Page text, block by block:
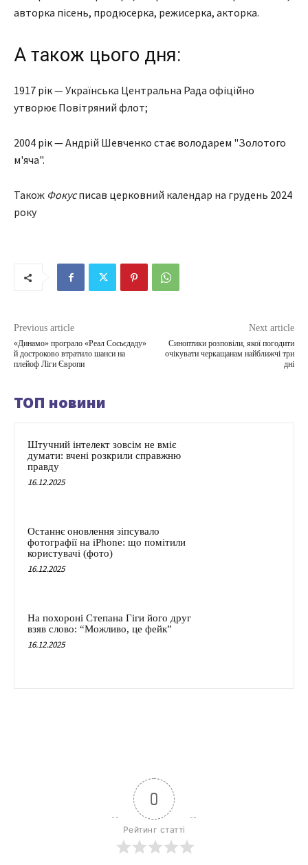
авторка пісень, продюсерка, режисерка, акторка.
А також цього дня:
1917 рік — Українська Центральна Рада офіційно
утворює Повітряний флот;
2004 рік — Андрій Шевченко стає володарем "Золотого
м'яча".
Також Фокусписав церковний календар на грудень 2024
року
Previous article
«Динамо» програло «Реал Сосьєдаду»
й достроково втратило шанси на
плейоф Ліги Європи
Next article
Синоптики розповіли, якої погодити
очікувати черкащанам найближчі три
дні
ТОП новини
Штучний інтелект зовсім не вміє
думати: вчені розкрили справжню
правду
16.12.2025
Останнє оновлення зіпсувало
фотографії на iPhone: що помітили
користувачі (фото)
16.12.2025
На похороні Степана Гіги його друг
взяв слово: “Можливо, це фейк”
16.12.2025
0
Рейтинг статті